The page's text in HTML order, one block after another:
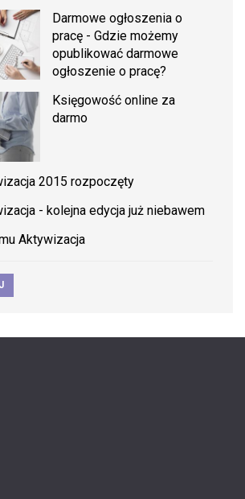
Darmowe ogłoszenia o
pracę - Gdzie możemy
opublikować darmowe
ogłoszenie o pracę?
Księgowość online za
darmo
2015 rozpoczęty
- kolejna edycja już niebawem
Aktywizacja